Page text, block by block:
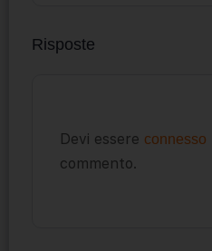
Risposte
Devi essere connesso
commento.